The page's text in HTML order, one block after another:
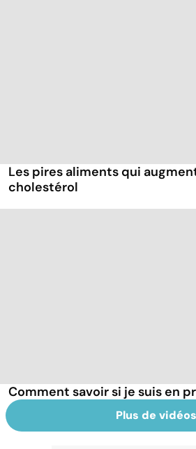
Les pires aliments qui
cholestérol
Comment savoir si je suis en
Plus de vidéos